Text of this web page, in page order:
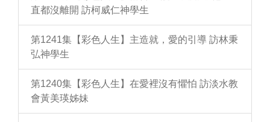
直都沒離開 訪柯威仁神學生
第1241集【彩色人生】主造就，愛的引導 訪林秉
弘神學生
第1240集【彩色人生】在愛裡沒有懼怕 訪淡水教
會黃美瑛姊妹